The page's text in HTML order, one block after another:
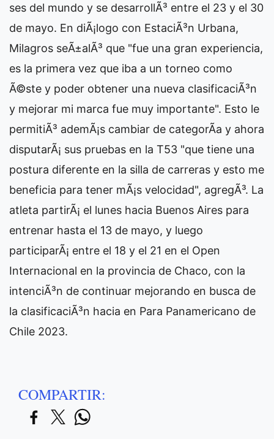
ses del mundo y se desarrollÃ³ entre el 23 y el 30
de mayo. En diÃ¡logo con EstaciÃ³n Urbana,
Milagros seÃ±alÃ³ que "fue una gran experiencia,
es la primera vez que iba a un torneo como
Ã©ste y poder obtener una nueva clasificaciÃ³n
y mejorar mi marca fue muy importante". Esto le
permitiÃ³ ademÃ¡s cambiar de categorÃ­a y ahora
disputarÃ¡ sus pruebas en la T53 "que tiene una
postura diferente en la silla de carreras y esto me
beneficia para tener mÃ¡s velocidad", agregÃ³. La
atleta partirÃ¡ el lunes hacia Buenos Aires para
entrenar hasta el 13 de mayo, y luego
participarÃ¡ entre el 18 y el 21 en el Open
Internacional en la provincia de Chaco, con la
intenciÃ³n de continuar mejorando en busca de
la clasificaciÃ³n hacia en Para Panamericano de
Chile 2023.
COMPARTIR: